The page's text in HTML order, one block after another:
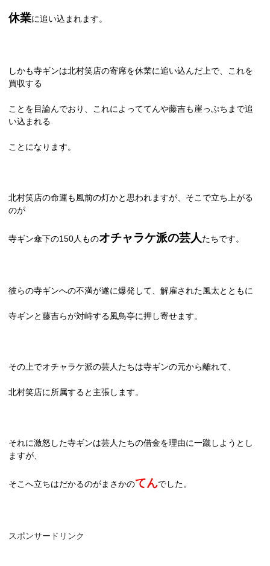
休業に追い込まれます。
しかも寺ギンは北村笑店の寄席を休業に追い込んだ上で、これを
買収する
ことを目論んでおり、これによっててんや藤吉も崖っぷちまで追
い込まれる
ことになります。
北村笑店の命運も風前の灯かと思われますが、そこで立ち上がる
のが
寺ギン傘下の150人ものオチャラケ派の芸人 たちです。
彼らの寺ギンへの不満が遂に爆発して、解雇された風太とともに
寺ギンと藤吉らが対峙する風鳥亭に押し寄せます。
その上でオチャラケ派の芸人たちは寺ギンの元から離れて、
北村笑店に所属すると主張します。
それに激怒した寺ギンは芸人たちの借金を理由に一蹴しようとし
ますが、
そこへ立ちはだかるのがまさかのてんでした。
スポンサードリンク